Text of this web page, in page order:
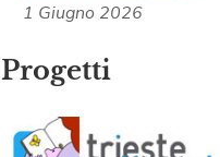
1 Giugno 2026
Progetti